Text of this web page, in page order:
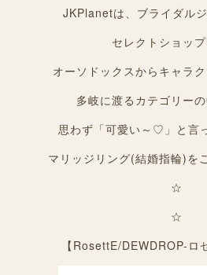
JKPlanetは、ブライダル
セレクトショップ
オーソドックスからキャラク
多岐に渡るカテゴリー
思わず「可愛い～♡」と言
マリッジリング(結婚指輪)を
☆
☆
【RosettE/DEWDROP-ロ